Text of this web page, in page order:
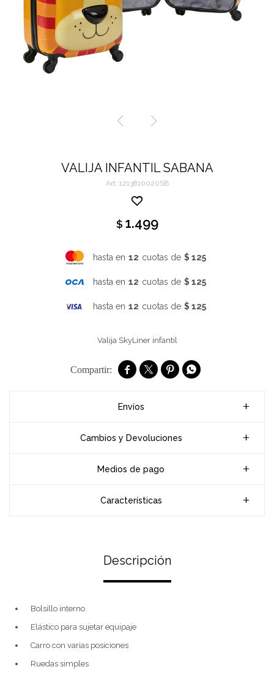
VALIJA INFANTIL SABANA
1213810020SB
$ 1.499
hasta en 12 cuotas de $ 125
hasta en 12 cuotas de $ 125
hasta en 12 cuotas de $ 125
Valija SkyLiner infantil
   
Envíos
Cambios y Devoluciones
Medios de pago
Características
Descripción
Bolsillo interno
Elástico para sujetar equipaje
Carro con varias posiciones
Ruedas simples